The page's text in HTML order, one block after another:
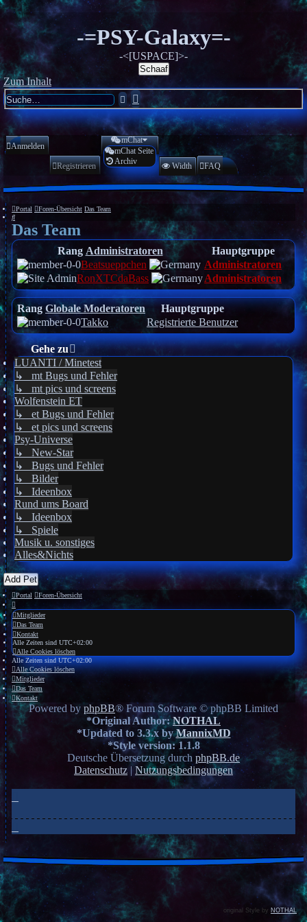
-=PSY-Galaxy=-
-<[USPACE]>-
Schaaf
Zum Inhalt
SucheErweiterte
Suche
Anmelden
Registrieren
mChat
mChat Seite
Archiv
Width FAQ
Portal Foren-Übersicht Das Team
Suche
Das Team
Rang Administratoren
Hauptgruppe
Beatsueppchen
Administratoren
RonXTCdaBass
Administratoren
RangGlobale Moderatoren
Hauptgruppe
Takko
Registrierte Benutzer
Gehe zu
LUANTI / Minetest
↳ mt Bugs und Fehler
↳ mt pics und screens
Wolfenstein ET
↳ et Bugs und Fehler
↳ et pics und screens
Psy-Universe
↳ New-Star
↳ Bugs und Fehler
↳ Bilder
↳ Ideenbox
Rund ums Board
↳ Ideenbox
↳ Spiele
Musik u. sonstiges
Alles&Nichts
Add Pet
Portal Foren-Übersicht
Mitglieder
Das Team
Kontakt
Alle Zeiten sind UTC+02:00
Alle Cookies löschen
Alle Zeiten sindUTC+02:00
Alle Cookies löschen
Mitglieder
Das Team
Kontakt
Powered by phpBB® Forum Software © phpBB Limited
*Original Author:NOTHAL
*Updated to 3.3.x byMannixMD
*Style version: 1.1.8
Deutsche Übersetzung durch phpBB.de
Datenschutz | Nutzungsbedingungen
original Style by NOTHAL